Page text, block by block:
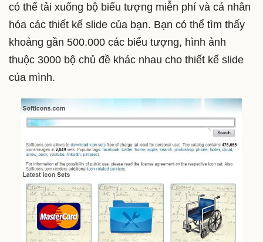
có thể tải xuống bộ biểu tượng miễn phí và cá nhân
hóa các thiết kế slide của bạn. Bạn có thể tìm thấy
khoảng gần 500.000 các biểu tượng, hình ảnh
thuộc 3000 bộ chủ đề khác nhau cho thiết kế slide
của mình.